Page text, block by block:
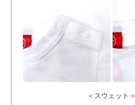
＜スウェット＞